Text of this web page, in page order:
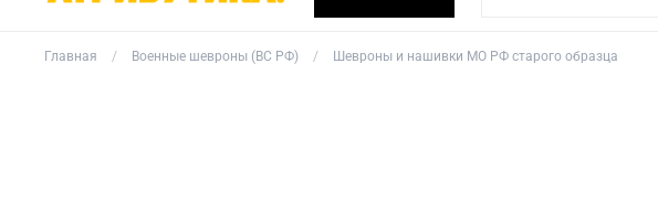
Главная Военные шевроны (ВС РФ) Шевроны и нашивки МО РФ старого образца